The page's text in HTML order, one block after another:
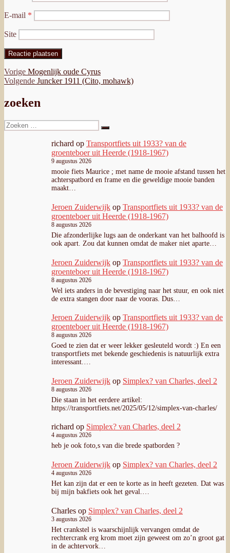
E-mail *
Site
Bericht
navigatie
Vorige Vorig
bericht:
Mogenlijk oude Cyrus
Volgende Volgend
Juncker 1911 (Cito, mohawk)
zoeken
Zoeken
naar:
Zoeken
richard op Transportfiets uit 1933? van de
groenteboer uit Heerde (1918-1967)
9 augustus 2026
mooie fiets Maurice ; met name de mooie afstand tussen het
achterspatbord en frame en die geweldige mooie banden
maakt…
Jeroen Zuiderwijk op Transportfiets uit 1933? van de
groenteboer uit Heerde (1918-1967)
8 augustus 2026
Die afzonderlijke lugs aan de onderkant van het balhoofd is
ook apart. Zou dat kunnen omdat de maker niet aparte…
Jeroen Zuiderwijk op Transportfiets uit 1933? van de
groenteboer uit Heerde (1918-1967)
8 augustus 2026
Wel iets anders in de bevestiging naar het stuur, en ook niet
de extra stangen door naar de vooras. Dus…
Jeroen Zuiderwijk op Transportfiets uit 1933? van de
groenteboer uit Heerde (1918-1967)
8 augustus 2026
Goed te zien dat er weer lekker gesleuteld wordt :) En een
transportfiets met bekende geschiedenis is natuurlijk extra
interessant.…
Jeroen Zuiderwijk op Simplex? van Charles, deel 2
8 augustus 2026
Die staan in het eerdere artikel:
https://transportfiets.net/2025/05/12/simplex-van-charles/
richard op Simplex? van Charles, deel 2
4 augustus 2026
heb je ook foto,s van die brede spatborden ?
Jeroen Zuiderwijk op Simplex? van Charles, deel 2
4 augustus 2026
Het kan zijn dat er een te korte as in heeft gezeten. Dat was
bij mijn bakfiets ook het geval.…
Charles op Simplex? van Charles, deel 2
3 augustus 2026
Het crankstel is waarschijnlijk vervangen omdat de
rechtercrank erg krom moet zijn geweest om zo’n groot gat
in de achtervork…